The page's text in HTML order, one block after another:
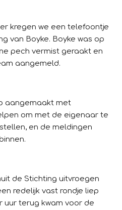
kregen we een telefoontje
van Boyke. Boyke was op
pech vermist geraakt en
aangemeld.
aangemaakt met
om met de eigenaar te
en de meldingen
de Stichting uitvroegen
redelijk vast rondje liep
uur terug kwam voor de